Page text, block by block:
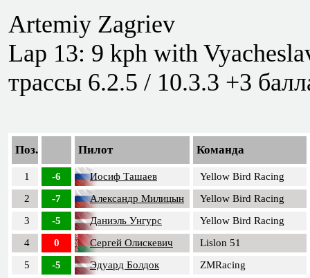
Artemiy Zagriev
Lap 13: 9 kph with
трассы 6.2.5 / 10.3.3 +3
Поз. Пилот Команда
1 -6 Иосиф Ташаев
Yellow Bird Racing
2
-7 Александр Милицын
Yellow Bird Racing
3
-5 Даниэль Унгурс
Yellow Bird Racing
4
0 Сергей Олискевич
Lislon 51
5
-5 Эдуард Болдок
ZMRacing